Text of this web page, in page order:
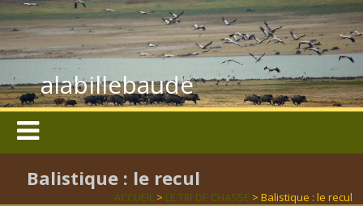
alabillebaude
Balistique : le recul
ACCUEIL> LE TIR DE CHASSE > Balistique : le recul